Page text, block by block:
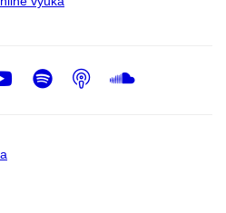
Youtube
Spotify
Podcast